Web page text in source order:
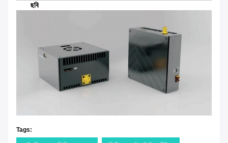
ছবি
Tags: